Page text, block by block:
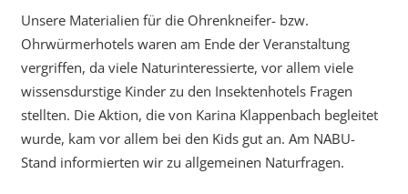
Unsere Materialien für die Ohrenkneifer- bzw.
Ohrwürmerhotels waren am Ende der Veranstaltung
vergriffen, da viele Naturinteressierte, vor allem viele
wissensdurstige Kinder zu den Insektenhotels Fragen
stellten. Die Aktion, die von Karina Klappenbach begleitet
wurde, kam vor allem bei den Kids gut an. Am NABU-
Stand informierten wir zu allgemeinen Naturfragen.